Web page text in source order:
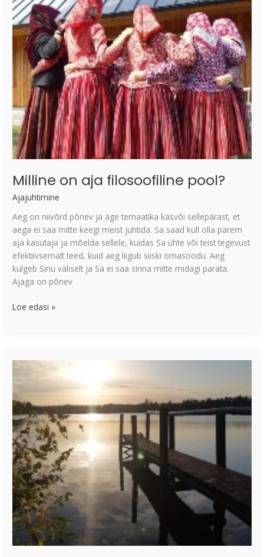
Milline on aja filosoofiline pool?
Ajajuhtimine
Aeg on niivõrd põnev ja äge temaatika kasvõi sellepärast, et
aega ei saa mitte keegi meist juhtida. Sa saad küll olla parem
aja kasutaja ja mõelda sellele, kuidas Sa ühte või teist tegevust
efektiivsemalt teed, kuid aeg liigub siiski omasoodu. Aeg
kulgeb Sinu väliselt ja Sa ei saa sinna mitte midagi parata.
Ajaga on põnev
filosoofiline
pool?
Loe edasi »
läbi
tänulikkuse